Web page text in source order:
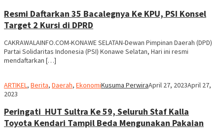
Resmi Daftarkan 35 Bacalegnya Ke KPU, PSI Konsel
Target 2 Kursi di DPRD
CAKRAWALAINFO.COM-KONAWE SELATAN-Dewan Pimpinan Daerah (DPD)
Partai Solidaritas Indonesia (PSI) Konawe Selatan, Hari ini resmi
mendaftarkan […]
ARTIKEL, Berita, Daerah, EkonomiKusuma PerwiraApril 27, 2023April 27,
2023
Peringati HUT Sultra Ke 59, Seluruh Staf Kalla
Toyota Kendari Tampil Beda Mengunakan Pakaian